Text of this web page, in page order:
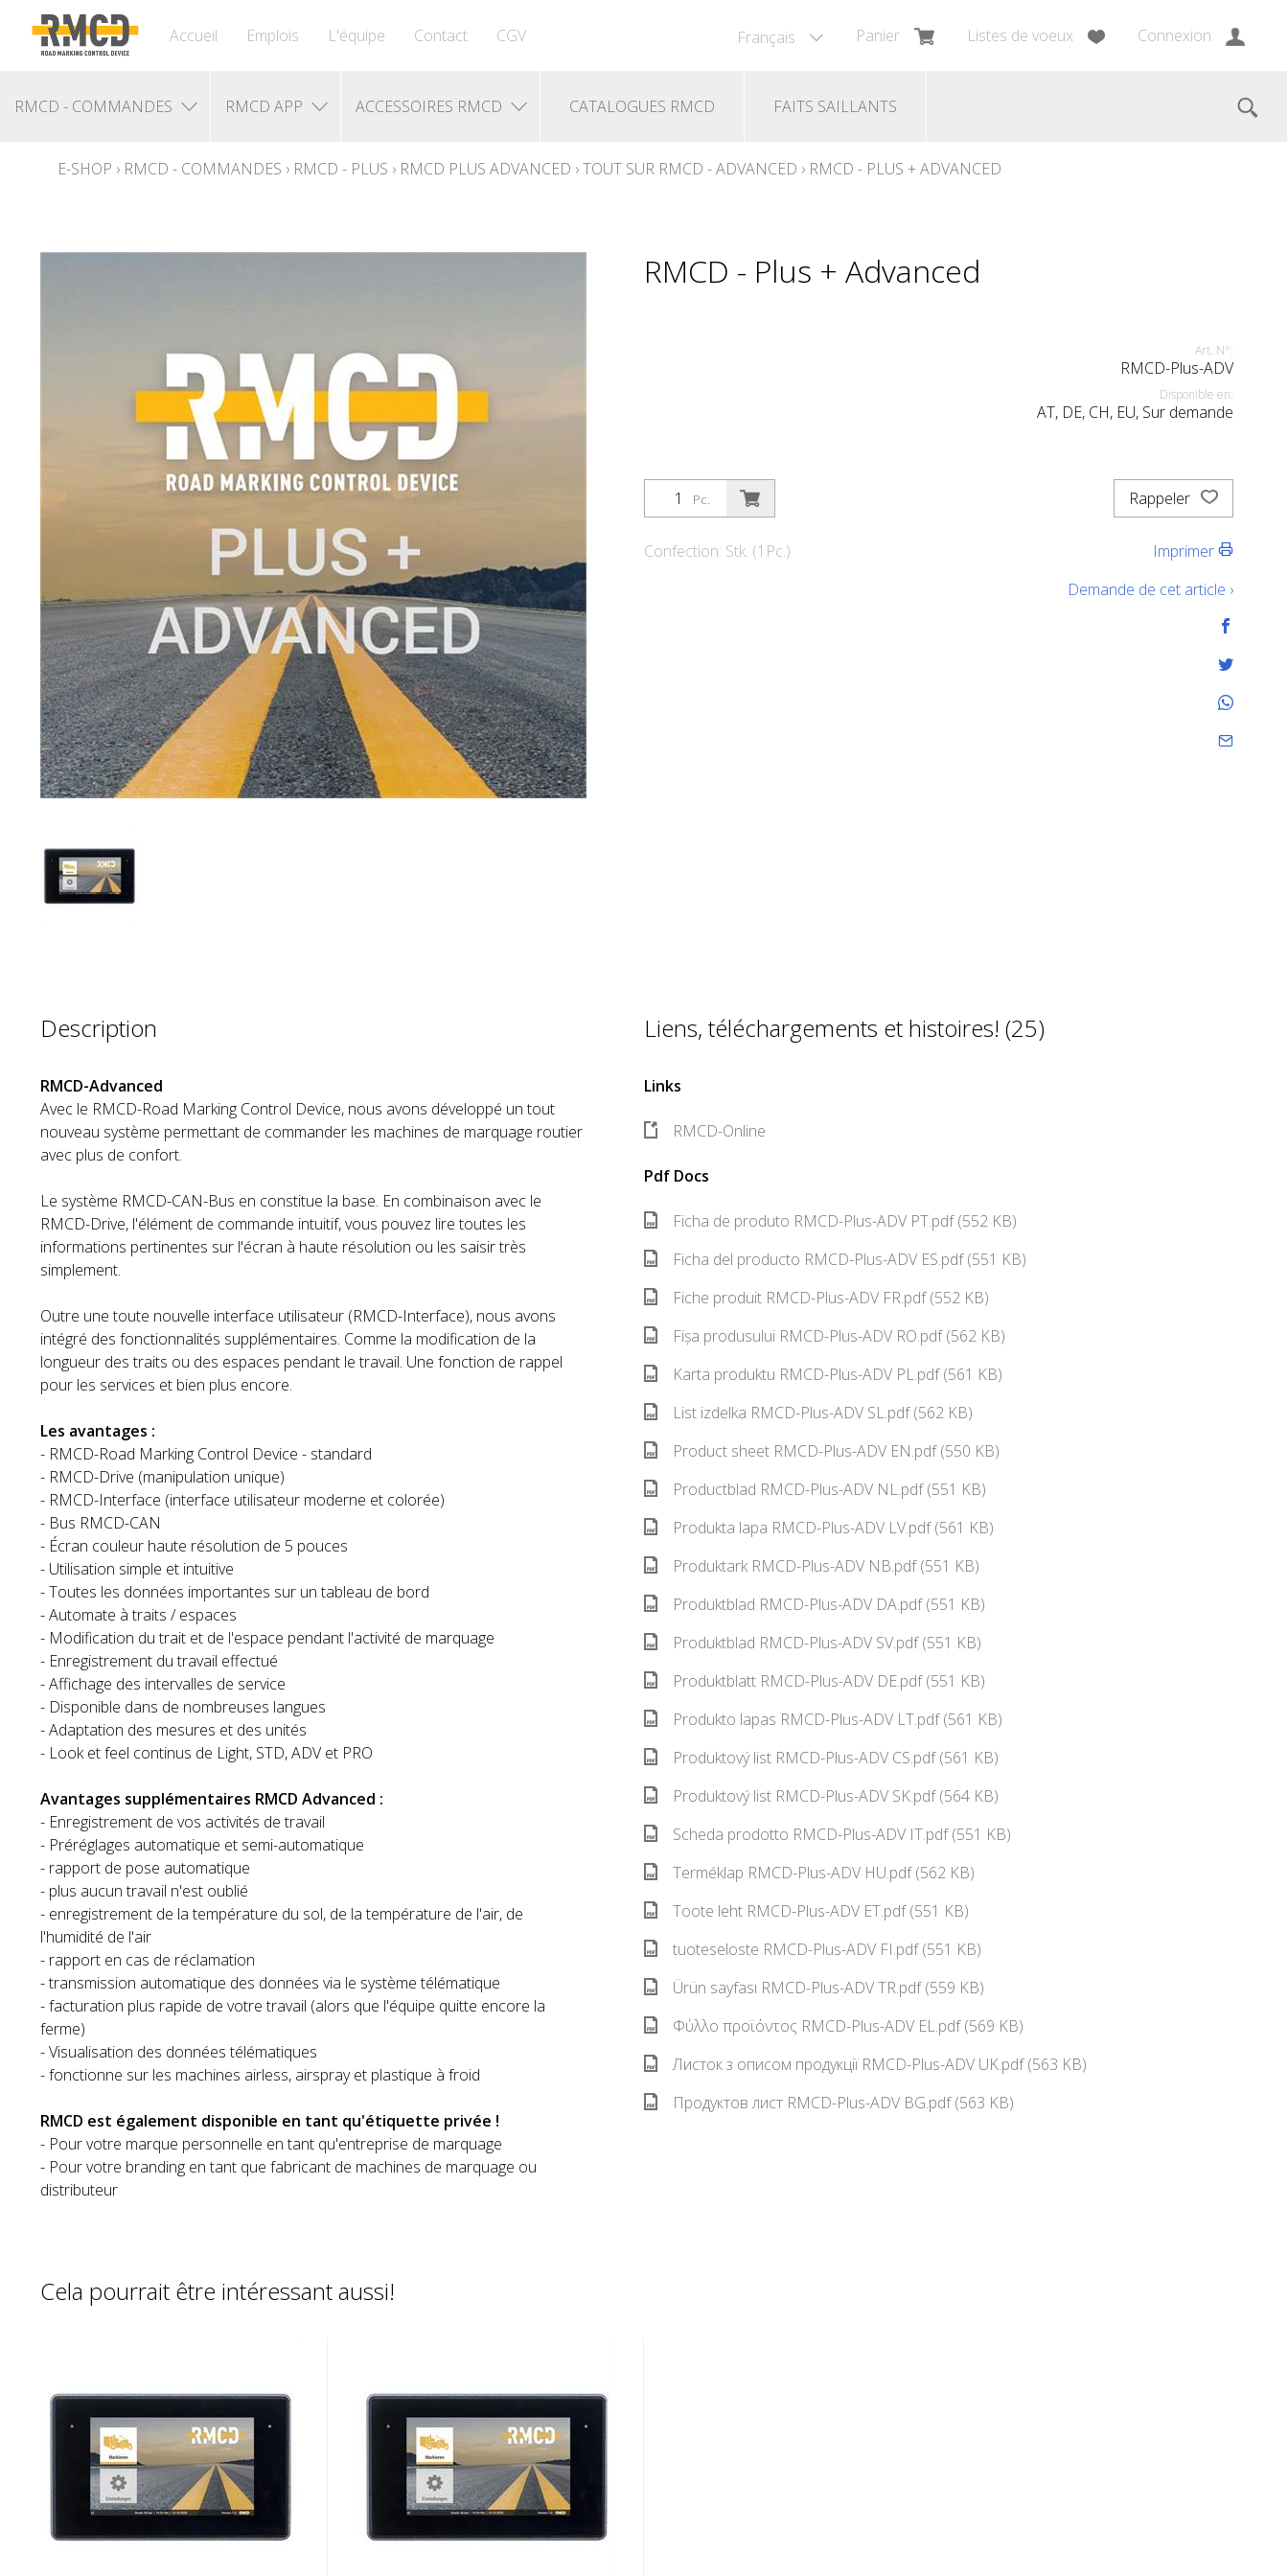
Français Panier Listes de voeux Connexion
Accueil Emplois L'équipe Contact CGV
RMCD - COMMANDES RMCD APP ACCESSOIRES RMCD CATALOGUES RMCD FAITS SAILLANTS
E-SHOP › RMCD - COMMANDES › RMCD - PLUS › RMCD PLUS ADVANCED ›TOUT SUR RMCD - ADVANCED › RMCD - PLUS + ADVANCED
RMCD - Plus + Advanced
Art. N°:
RMCD-Plus-ADV
Disponible en:
AT, DE, CH, EU, Sur demande
Pc.
Confection: Stk. (1Pc.)
Rappeler
Imprimer
Demande de cet article ›
Description
RMCD-Advanced
Avec le RMCD-Road Marking Control Device, nous avons développé un tout
nouveau système permettant de commander les machines de marquage routier
avec plus de confort.
Le système RMCD-CAN-Bus en constitue la base. En combinaison avec le
RMCD-Drive, l'élément de commande intuitif, vous pouvez lire toutes les
informations pertinentes sur l'écran à haute résolution ou les saisir très
simplement.
Outre une toute nouvelle interface utilisateur (RMCD-Interface), nous avons
intégré des fonctionnalités supplémentaires. Comme la modification de la
longueur des traits ou des espaces pendant le travail. Une fonction de rappel
pour les services et bien plus encore.
Les avantages :
- RMCD-Road Marking Control Device - standard
- RMCD-Drive (manipulation unique)
- RMCD-Interface (interface utilisateur moderne et colorée)
- Bus RMCD-CAN
- Écran couleur haute résolution de 5 pouces
- Utilisation simple et intuitive
- Toutes les données importantes sur un tableau de bord
- Automate à traits / espaces
- Modification du trait et de l'espace pendant l'activité de marquage
- Enregistrement du travail effectué
- Affichage des intervalles de service
- Disponible dans de nombreuses langues
- Adaptation des mesures et des unités
- Look et feel continus de Light, STD, ADV et PRO
Avantages supplémentaires RMCD Advanced :
- Enregistrement de vos activités de travail
- Préréglages automatique et semi-automatique
- rapport de pose automatique
- plus aucun travail n'est oublié
- enregistrement de la température du sol, de la température de l'air, de
l'humidité de l'air
- rapport en cas de réclamation
- transmission automatique des données via le système télématique
- facturation plus rapide de votre travail (alors que l'équipe quitte encore la
ferme)
- Visualisation des données télématiques
- fonctionne sur les machines airless, airspray et plastique à froid
RMCD est également disponible en tant qu'étiquette privée !
- Pour votre marque personnelle en tant qu'entreprise de marquage
- Pour votre branding en tant que fabricant de machines de marquage ou
distributeur
Liens, téléchargements et histoires! (25)
Links
RMCD-Online
Pdf Docs
Ficha de produto RMCD-Plus-ADV PT.pdf (552 KB)
Ficha del producto RMCD-Plus-ADV ES.pdf (551 KB)
Fiche produit RMCD-Plus-ADV FR.pdf (552 KB)
Fișa produsului RMCD-Plus-ADV RO.pdf (562 KB)
Karta produktu RMCD-Plus-ADV PL.pdf (561 KB)
List izdelka RMCD-Plus-ADV SL.pdf (562 KB)
Product sheet RMCD-Plus-ADV EN.pdf (550 KB)
Productblad RMCD-Plus-ADV NL.pdf (551 KB)
Produkta lapa RMCD-Plus-ADV LV.pdf (561 KB)
Produktark RMCD-Plus-ADV NB.pdf (551 KB)
Produktblad RMCD-Plus-ADV DA.pdf (551 KB)
Produktblad RMCD-Plus-ADV SV.pdf (551 KB)
Produktblatt RMCD-Plus-ADV DE.pdf (551 KB)
Produkto lapas RMCD-Plus-ADV LT.pdf (561 KB)
Produktový list RMCD-Plus-ADV CS.pdf (561 KB)
Produktový list RMCD-Plus-ADV SK.pdf (564 KB)
Scheda prodotto RMCD-Plus-ADV IT.pdf (551 KB)
Terméklap RMCD-Plus-ADV HU.pdf (562 KB)
Toote leht RMCD-Plus-ADV ET.pdf (551 KB)
tuoteseloste RMCD-Plus-ADV FI.pdf (551 KB)
Ürün sayfası RMCD-Plus-ADV TR.pdf (559 KB)
Φύλλο προϊόντος RMCD-Plus-ADV EL.pdf (569 KB)
Листок з описом продукції RMCD-Plus-ADV UK.pdf (563 KB)
Продуктов лист RMCD-Plus-ADV BG.pdf (563 KB)
Cela pourrait être intéressant aussi!